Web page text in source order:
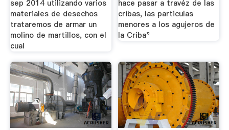
sep 2014 utilizando varios
materiales de desechos
trataremos de armar un
molino de martillos, con el
cual
hace pasar a travéz de las
cribas, las particulas
menores a los agujeros de
la Criba"